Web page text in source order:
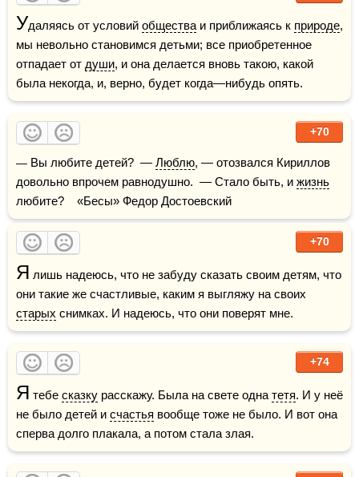
Удаляясь от условий общества и приближаясь к природе,
мы невольно становимся детьми; все приобретенное
отпадает от души, и она делается вновь такою, какой
была некогда, и, верно, будет когда—нибудь опять.
+70
— Вы любите детей?  — Люблю, — отозвался Кириллов
довольно впрочем равнодушно.  — Стало быть, и жизнь
любите?    «Бесы» Федор Достоевский
+70
Я лишь надеюсь, что не забуду сказать своим детям, что
старых снимках. И надеюсь, что они поверят мне.
+74
Я тебе сказку расскажу. Была на свете одна тетя. И у неё
не было детей и счастья вообще тоже не было. И вот она
сперва долго плакала, а потом стала злая.